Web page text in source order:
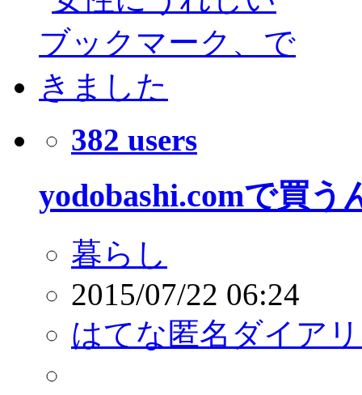
382 users
yodobashi.comで買
暮らし
2015/07/22 06:24
はてな匿名ダイア